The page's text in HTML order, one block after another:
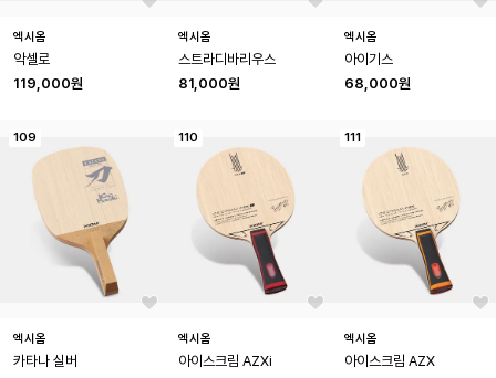
엑시옴
악셀로
119,000원
엑시옴
스트라디바리우스
81,000원
엑시옴
아이기스
68,000원
109
엑시옴
카타나 실버
110
엑시옴
아이스크림 AZXi
111
엑시옴
아이스크림 AZX